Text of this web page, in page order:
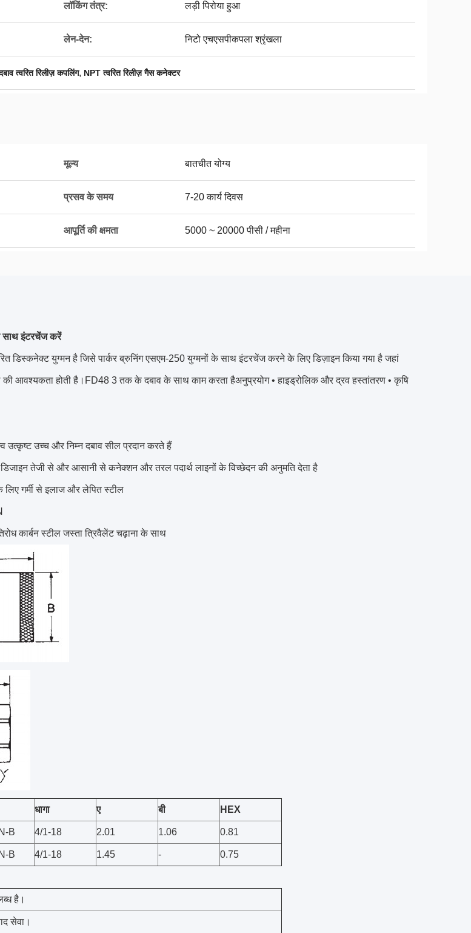
लॉकिंग तंत्र: लड़ी पिरोया हुआ
लेन-देन: निटो एचएसपीकपला श्रृंखला
त्वरित रिलीज़ कपलिंग, NPT त्वरित रिलीज़ गैस कनेक्टर
मूल्य बातचीत योग्य
प्रसव के समय 7-20 कार्य दिवस
आपूर्ति की क्षमता 5000 ~ 20000 पीसी / महीना
साथ इंटरचेंज करें
डिस्कनेक्ट युग्मन है जिसे पार्कर ब्रुनिंग एसएम-250 युग्मनों के साथ इंटरचेंज करने के लिए डिज़ाइन किया गया है जहां
की आवश्यकता होती है।FD48 3 तक के दबाव के साथ काम करता हैअनुप्रयोग • हाइड्रोलिक और द्रव हस्तांतरण • कृषि
उत्कृष्ट उच्च और निम्न दबाव सील प्रदान करते हैं
तेजी से और आसानी से कनेक्शन और तरल पदार्थ लाइनों के विच्छेदन की अनुमति देता है
लिए गर्मी से इलाज और लेपित स्टील
कार्बन स्टील जस्ता त्रिवैलेंट चढ़ाना के साथ
धागा ए बी HEX
B 4/1-18 2.01 1.06 0.81
B 4/1-18 1.45 - 0.75
है।
सेवा।